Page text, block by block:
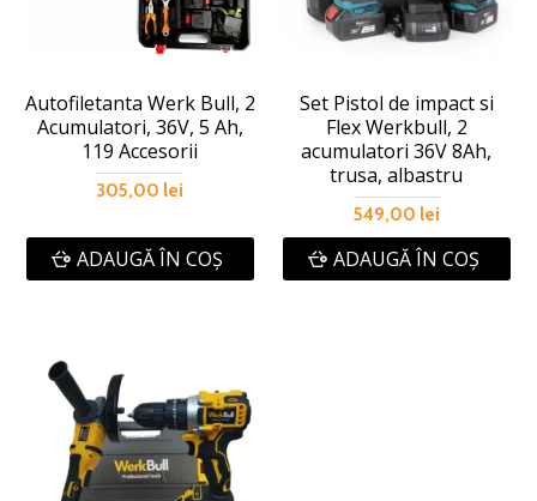
Autofiletanta Werk Bull, 2
Acumulatori, 36V, 5 Ah,
119 Accesorii
305,00 lei
ADAUGĂ ÎN COŞ
Set Pistol de impact si
Flex Werkbull, 2
acumulatori 36V 8Ah,
trusa, albastru
549,00 lei
ADAUGĂ ÎN COŞ